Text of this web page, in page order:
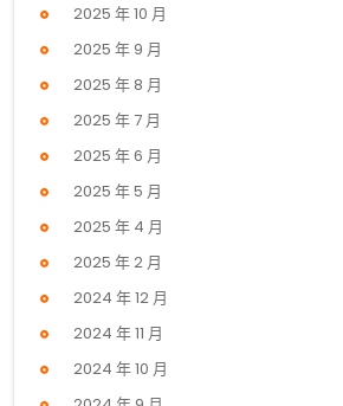
2025 年 10 月
2025 年 9 月
2025 年 8 月
2025 年 7 月
2025 年 6 月
2025 年 5 月
2025 年 4 月
2025 年 2 月
2024 年 12 月
2024 年 11 月
2024 年 10 月